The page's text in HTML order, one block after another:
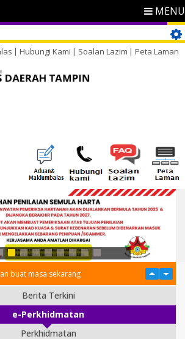
MENU
Hubungi Kami Soalan Lazim Peta Laman
buat masa sekarang
Berita Terkini
e-Perkhidmatan
Perkhidmatan